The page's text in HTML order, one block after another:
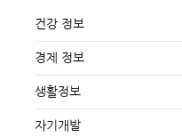
건강 정보
경제 정보
생활정보
자기개발